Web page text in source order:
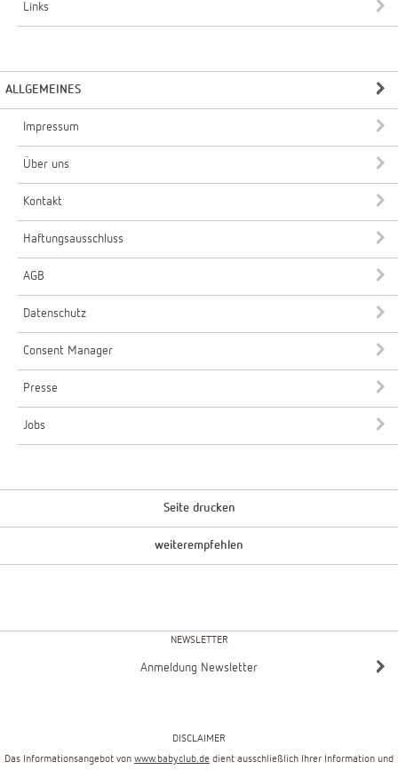
Links
ALLGEMEINES
Impressum
Über uns
Kontakt
Haftungsausschluss
AGB
Datenschutz
Consent Manager
Presse
Jobs
Seite drucken
weiterempfehlen
NEWSLETTER
Anmeldung Newsletter
DISCLAIMER
Das Informationsangebot von www.babyclub.de dient ausschließlich Ihrer Information und